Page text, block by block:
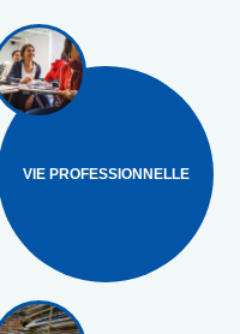
VIE PROFESSIONNELLE